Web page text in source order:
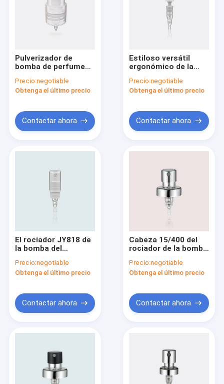
Productos
Sobre nosotros
Pulverizador de
bomba de perfumes
de descarga de la
botella de PP 0,085 ±
Precio:negotiable
Obtenga el último precio
Contactar ahora
Estiloso versátil
ergonómico de la
pulverizador JY817
Precio:negotiable
Obtenga el último precio
Contactar ahora
El rociador JY818 de
la bomba del
embotella la tarifa
0.05±0.01ml/T de la
Precio:negotiable
Obtenga el último precio
Contactar ahora
Cabeza 15/400 del
rociador de la bomba
encrespadura 20/400
para JY802-A01
Precio:negotiable
Obtenga el último precio
Contactar ahora